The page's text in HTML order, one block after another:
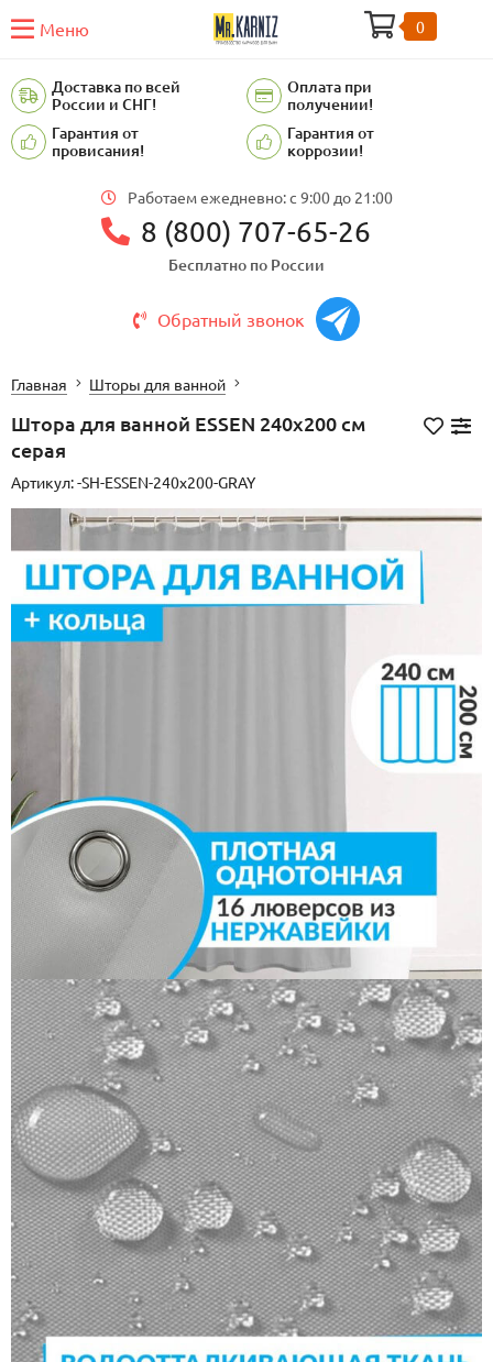
Меню 0
Доставка по всей
России и СНГ!
Оплата при
получении!
Гарантия от
провисания!
Гарантия от
коррозии!
Работаем ежедневно: c 9:00 до 21:00
8 (800) 707-65-26
Бесплатно по России
Обратный звонок
Главная Шторы для ванной
Штора для ванной ESSEN 240х200 см
серая
Артикул:-SH-ESSEN-240x200-GRAY